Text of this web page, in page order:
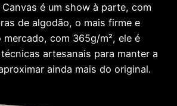
é um show à parte, com
de algodão, o mais firme e
mercado, com 365g/m², ele é
artesanais para manter a
ainda mais do original.